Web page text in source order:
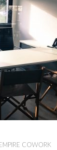
COWORK